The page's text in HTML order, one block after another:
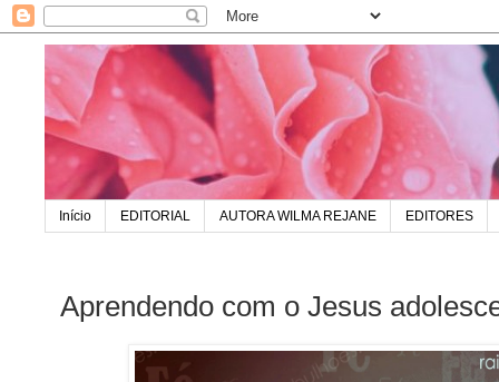
Início EDITORIAL AUTORA WILMA REJANE EDITORES
Aprendendo com o Jesus